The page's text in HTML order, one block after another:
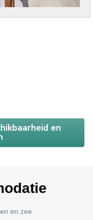
en
en zee